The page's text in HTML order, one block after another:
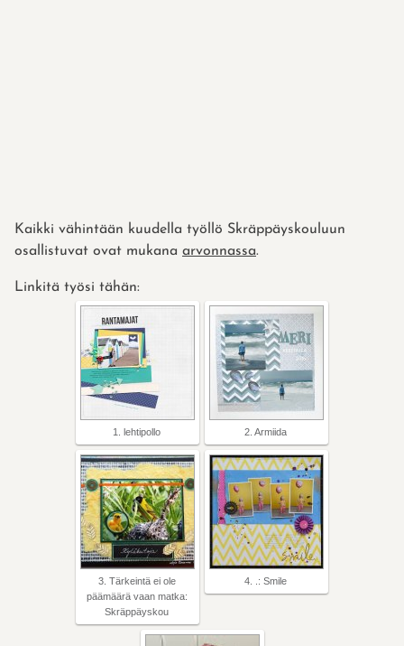
Kaikki vähintään kuudella työllö Skräppäyskouluun
osallistuvat ovat mukana arvonnassa.
Linkitä työsi tähän:
1. lehtipollo 2. Armiida
3. Tärkeintä ei ole
päämäärä vaan matka:
Skräppäyskou
4. .: Smile